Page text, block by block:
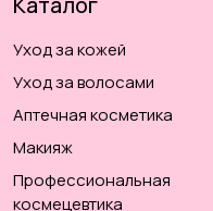
Уход за кожей
Уход за волосами
Аптечная косметика
Макияж
Профессиональная
космецевтика